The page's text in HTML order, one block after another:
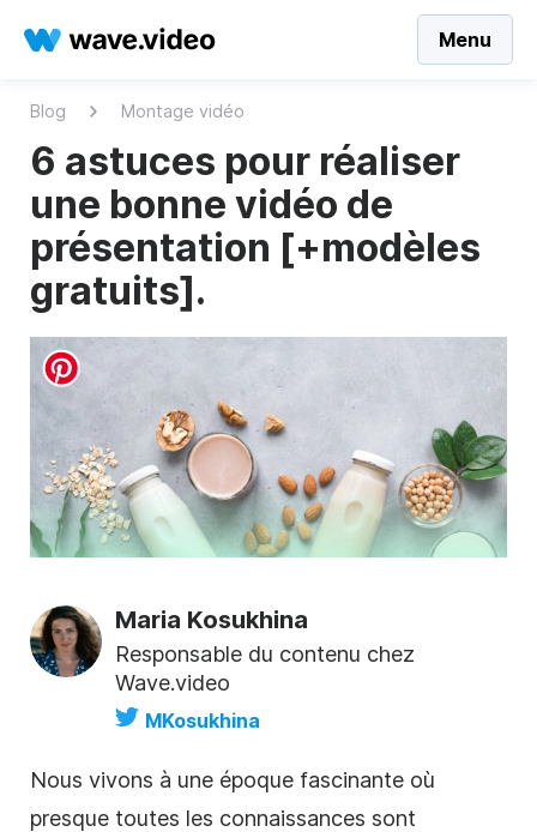
Menu
Blog Montage vidéo
6 astuces pour réaliser
une bonne vidéo de
présentation [+modèles
gratuits].
Maria Kosukhina
Responsable du contenu chez
Wave.video
MKosukhina
Nous vivons à une époque fascinante où
presque toutes les connaissances sont